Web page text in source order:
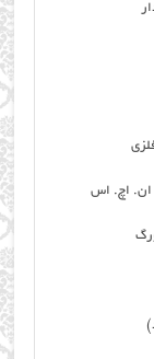
ان. اچ. اس